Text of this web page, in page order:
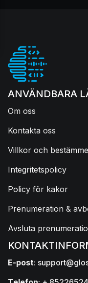
ANVÄNDBARA
Om oss
Kontakta oss
Villkor och
Integritetspolicy
Policy för kakor
Prenumeration &
Avsluta
E-post: